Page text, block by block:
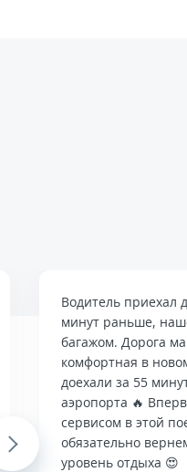
Водитель приехал
минут раньше,
багажом. Дорога
комфортная в
доехали за 55
аэропорта 🔥
сервисом в этой
обязательно
уровень отдыха 😍
Next